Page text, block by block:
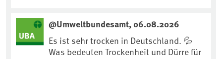
https://www.ardsounds.de/episode/urn
:ard:episode:0e7cf1c4b819c26d/
@Umweltbundesamt, 06.08.2026
Es ist sehr trocken in Deutschland. 💦
Was bedeuten Trockenheit und Dürre für